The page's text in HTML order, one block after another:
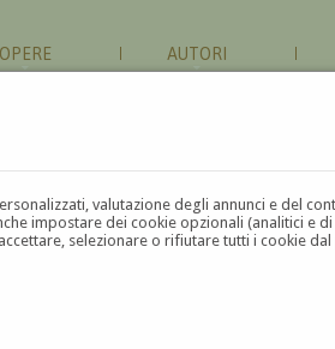
valutazione degli annunci e del
impostare dei cookie opzionali (analitici
selezionare o rifiutare tutti i cookie
OPERE AUTORI
A 'ADOLPHE
?